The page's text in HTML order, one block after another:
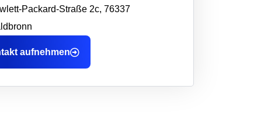
Packard-Straße 2c, 76337
aufnehmen